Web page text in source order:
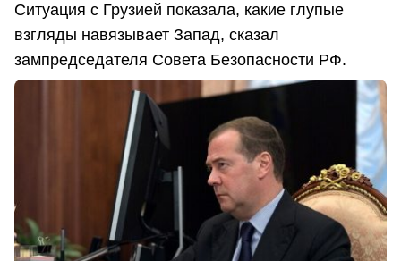
Ситуация с Грузией показала, какие глупые
взгляды навязывает Запад, сказал
зампредседателя Совета Безопасности РФ.